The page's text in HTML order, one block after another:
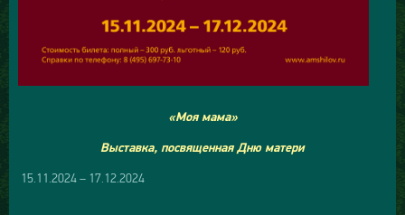
«Моя мама»
Выставка, посвященная Дню матери
15.11.2024 – 17.12.2024